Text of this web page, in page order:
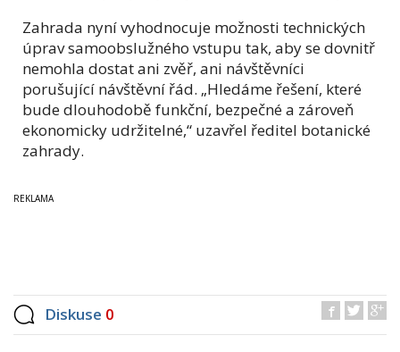
Zahrada nyní vyhodnocuje možnosti technických
úprav samoobslužného vstupu tak, aby se dovnitř
nemohla dostat ani zvěř, ani návštěvníci
porušující návštěvní řád. „Hledáme řešení, které
bude dlouhodobě funkční, bezpečné a zároveň
ekonomicky udržitelné,“ uzavřel ředitel botanické
zahrady.
Diskuse 0